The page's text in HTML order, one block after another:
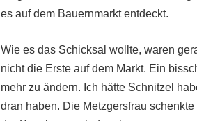
es auf dem Bauernmarkt entdeckt.
Wie es das Schicksal wollte, waren
nicht die Erste auf dem Markt. Ein
mehr zu ändern. Ich hätte Schnitzel
dran haben. Die Metzgersfrau